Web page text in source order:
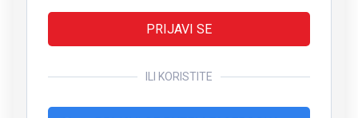
PRIJAVI SE
ILI KORISTITE